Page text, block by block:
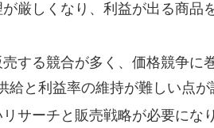
厳しくなり、利益が出る商品
する競合が多く、価格競争に
と利益率の維持が難しい点が
サーチと販売戦略が必要にな